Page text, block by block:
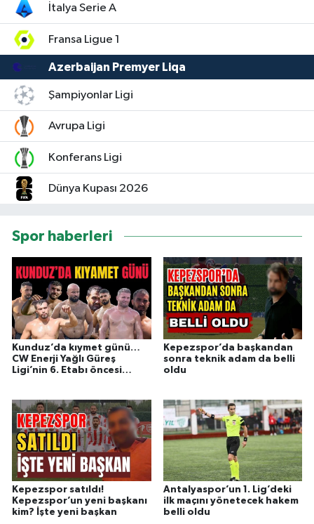
İtalya Serie A
Fransa Ligue 1
Azerbaijan Premyer Liqa
Şampiyonlar Ligi
Avrupa Ligi
Konferans Ligi
Dünya Kupası 2026
Spor haberleri
Kunduz’da kıymet günü…
CW Enerji Yağlı Güreş
Ligi’nin 6. Etabı öncesi
Kepezspor’da başkandan
sonra teknik adam da belli
oldu
Kepezspor satıldı!
Kepezspor’un yeni başkanı
kim? İşte yeni başkan
Antalyaspor’un 1. Lig’deki
ilk maçını yönetecek hakem
belli oldu